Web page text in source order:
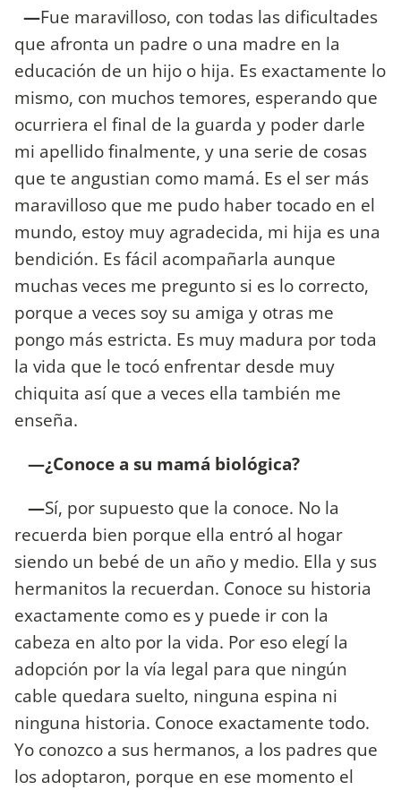
—Fue maravilloso, con todas las dificultades
que afronta un padre o una madre en la
educación de un hijo o hija. Es exactamente lo
mismo, con muchos temores, esperando que
ocurriera el final de la guarda y poder darle
mi apellido finalmente, y una serie de cosas
que te angustian como mamá. Es el ser más
maravilloso que me pudo haber tocado en el
mundo, estoy muy agradecida, mi hija es una
bendición. Es fácil acompañarla aunque
muchas veces me pregunto si es lo correcto,
porque a veces soy su amiga y otras me
pongo más estricta. Es muy madura por toda
la vida que le tocó enfrentar desde muy
chiquita así que a veces ella también me
enseña.
—¿Conoce a su mamá biológica?
—Sí, por supuesto que la conoce. No la
recuerda bien porque ella entró al hogar
siendo un bebé de un año y medio. Ella y sus
hermanitos la recuerdan. Conoce su historia
exactamente como es y puede ir con la
cabeza en alto por la vida. Por eso elegí la
adopción por la vía legal para que ningún
cable quedara suelto, ninguna espina ni
ninguna historia. Conoce exactamente todo.
Yo conozco a sus hermanos, a los padres que
los adoptaron, porque en ese momento el